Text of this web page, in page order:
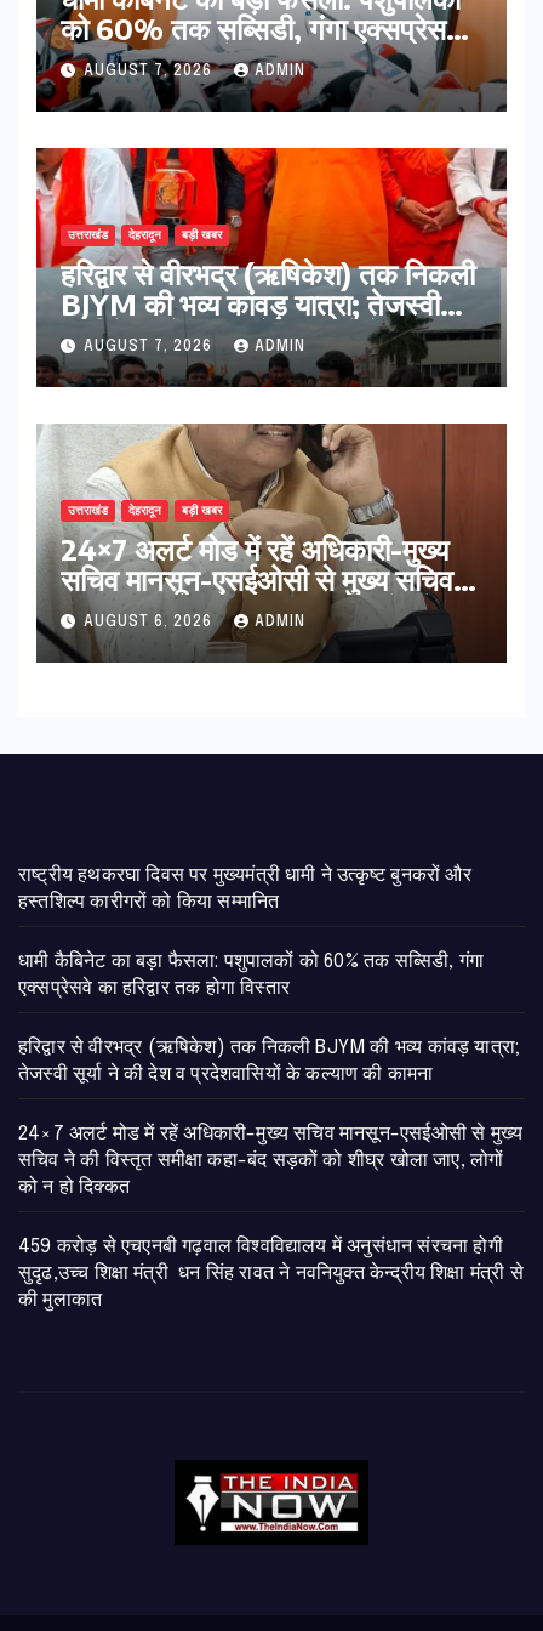
को 60% तक सब्सिडी, गंगा एक्सप्रेसवे
का हरिद्वार तक होगा विस्तार
AUGUST 7, 2026 ADMIN
उत्तराखंड देहरादून बड़ी खबर
​हरिद्वार से वीरभद्र (ऋषिकेश) तक निकली
BJYM की भव्य कांवड़ यात्रा; तेजस्वी
सूर्या ने की देश व प्रदेशवासियों के कल्याण
की कामना
AUGUST 7, 2026 ADMIN
उत्तराखंड देहरादून बड़ी खबर
24×7 अलर्ट मोड में रहें अधिकारी-मुख्य
सचिव मानसून-एसईओसी से मुख्य सचिव ने
की विस्तृत समीक्षा कहा-बंद सड़कों को
शीघ्र खोला जाए, लोगों को न हो दिक्कत
AUGUST 6, 2026 ADMIN
राष्ट्रीय हथकरघा दिवस पर मुख्यमंत्री धामी ने उत्कृष्ट बुनकरों और
हस्तशिल्प कारीगरों को किया सम्मानित
​धामी कैबिनेट का बड़ा फैसला: पशुपालकों को 60% तक सब्सिडी, गंगा
एक्सप्रेसवे का हरिद्वार तक होगा विस्तार
​हरिद्वार से वीरभद्र (ऋषिकेश) तक निकली BJYM की भव्य कांवड़ यात्रा;
तेजस्वी सूर्या ने की देश व प्रदेशवासियों के कल्याण की कामना
24×7 अलर्ट मोड में रहें अधिकारी-मुख्य सचिव मानसून-एसईओसी से मुख्य
सचिव ने की विस्तृत समीक्षा कहा-बंद सड़कों को शीघ्र खोला जाए, लोगों
को न हो दिक्कत
459 करोड़ से एचएनबी गढ़वाल विश्वविद्यालय में अनुसंधान संरचना होगी
सुदृढ,उच्च शिक्षा मंत्री धन सिंह रावत ने नवनियुक्त केन्द्रीय शिक्षा मंत्री से
की मुलाकात